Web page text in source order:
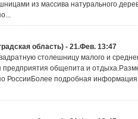
из массива натурального
область) - 21.Фев. 13:47
столешницу малого и
предприятия общепита и
РоссииБолее подробная